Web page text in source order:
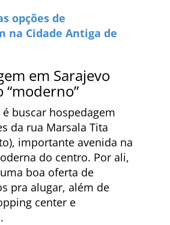
opções de
na Cidade Antiga de
em Sarajevo
“moderno”
buscar hospedagem
da rua Marsala Tita
importante avenida na
do centro. Por ali,
boa oferta de
pra alugar, além de
center e